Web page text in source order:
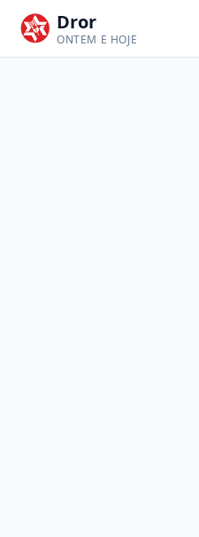
Dror
ONTEM E HOJE